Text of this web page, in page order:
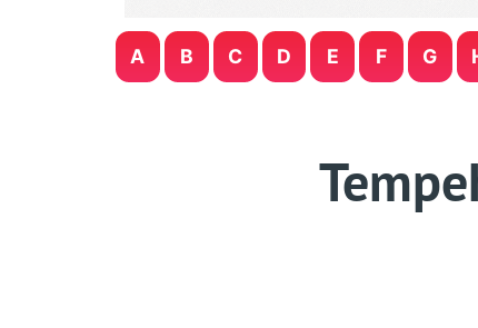
A B C D E F G